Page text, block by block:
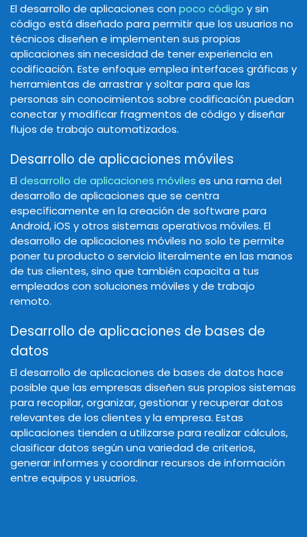
El desarrollo de aplicaciones con poco código y sin
código está diseñado para permitir que los usuarios no
técnicos diseñen e implementen sus propias
aplicaciones sin necesidad de tener experiencia en
codificación. Este enfoque emplea interfaces gráficas y
herramientas de arrastrar y soltar para que las
personas sin conocimientos sobre codificación puedan
conectar y modificar fragmentos de código y diseñar
flujos de trabajo automatizados.
Desarrollo de aplicaciones móviles
Eldesarrollo de aplicaciones móviles es una rama del
desarrollo de aplicaciones que se centra
específicamente en la creación de software para
Android, iOS y otros sistemas operativos móviles. El
desarrollo de aplicaciones móviles no solo te permite
poner tu producto o servicio literalmente en las manos
de tus clientes, sino que también capacita a tus
empleados con soluciones móviles y de trabajo
remoto.
Desarrollo de aplicaciones de bases de
datos
El desarrollo de aplicaciones de bases de datos hace
posible que las empresas diseñen sus propios sistemas
para recopilar, organizar, gestionar y recuperar datos
relevantes de los clientes y la empresa. Estas
aplicaciones tienden a utilizarse para realizar cálculos,
clasificar datos según una variedad de criterios,
generar informes y coordinar recursos de información
entre equipos y usuarios.